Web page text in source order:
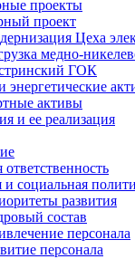
проекты
проект
Цеха
медно-
ГОК
энергетические
активы
и ее реализация
и социальная
развития
состав
персонала
персонала